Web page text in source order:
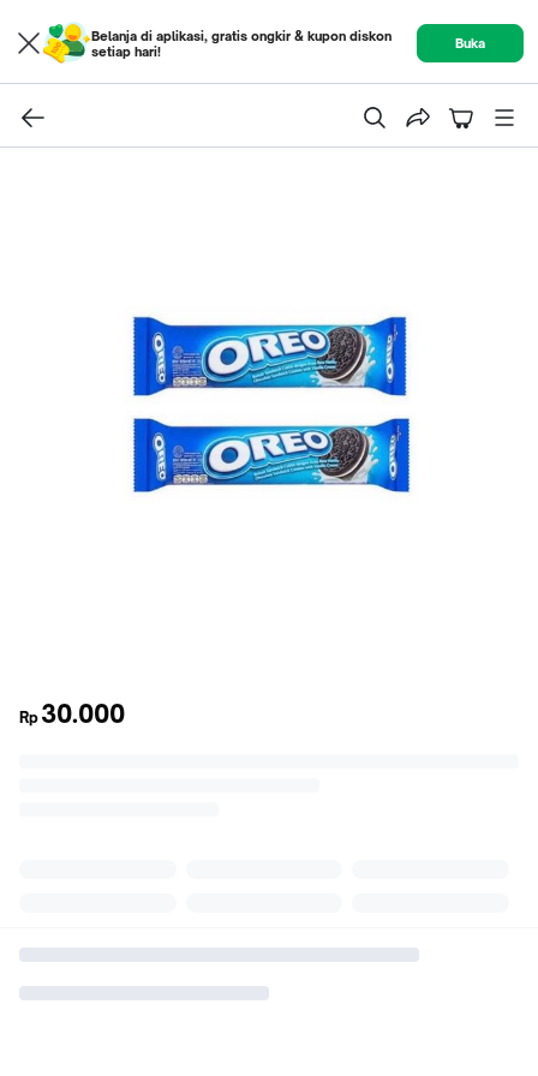
Belanja di aplikasi, gratis ongkir & kupon diskon
setiap hari!
Buka
Rp 30.000